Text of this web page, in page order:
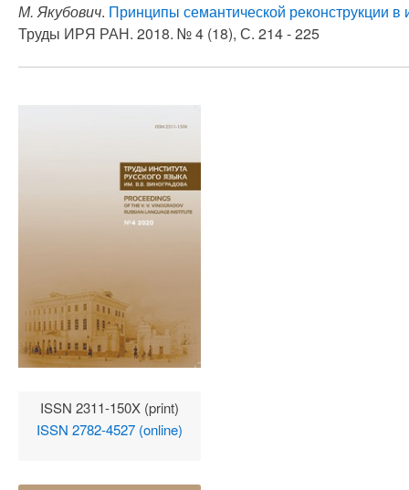
М. Якубович. Принципы семантической реконструкции в
Труды ИРЯ РАН. 2018. № 4 (18), С. 214 - 225
ISSN 2311-150X (print)
ISSN 2782-4527 (online)